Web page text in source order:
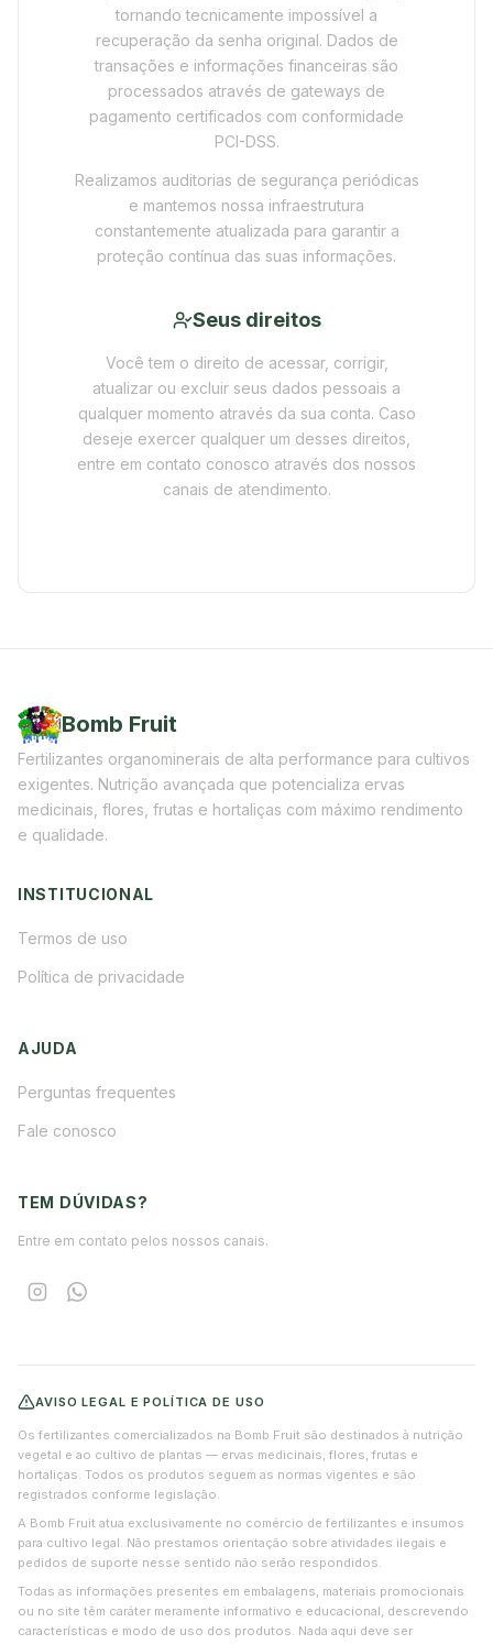
tornando tecnicamente impossível a
recuperação da senha original. Dados de
transações e informações financeiras são
processados através de gateways de
pagamento certificados com conformidade
PCI-DSS.
Realizamos auditorias de segurança periódicas
e mantemos nossa infraestrutura
constantemente atualizada para garantir a
proteção contínua das suas informações.
Seus direitos
Você tem o direito de acessar, corrigir,
atualizar ou excluir seus dados pessoais a
qualquer momento através da sua conta. Caso
deseje exercer qualquer um desses direitos,
entre em contato conosco através dos nossos
canais de atendimento.
Bomb Fruit
Fertilizantes organominerais de alta performance para cultivos
exigentes. Nutrição avançada que potencializa ervas
medicinais, flores, frutas e hortaliças com máximo rendimento
e qualidade.
INSTITUCIONAL
Termos de uso
Política de privacidade
AJUDA
Perguntas frequentes
Fale conosco
TEM DÚVIDAS?
Entre em contato pelos nossos canais.
AVISO LEGAL E POLÍTICA DE USO
Os fertilizantes comercializados na Bomb Fruit são destinados à nutrição
vegetal e ao cultivo de plantas — ervas medicinais, flores, frutas e
hortaliças. Todos os produtos seguem as normas vigentes e são
registrados conforme legislação.
A Bomb Fruit atua exclusivamente no comércio de fertilizantes e insumos
para cultivo legal. Não prestamos orientação sobre atividades ilegais e
pedidos de suporte nesse sentido não serão respondidos.
Todas as informações presentes em embalagens, materiais promocionais
ou no site têm caráter meramente informativo e educacional, descrevendo
características e modo de uso dos produtos. Nada aqui deve ser